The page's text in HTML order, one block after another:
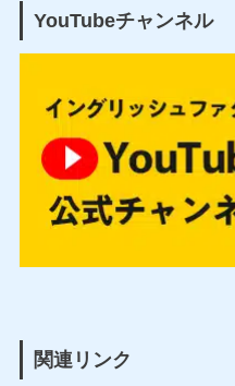
YouTubeチャンネル
関連リンク